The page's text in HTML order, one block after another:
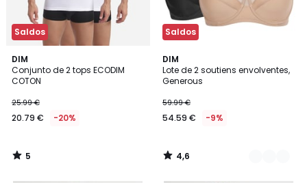
Saldos
DIM
Conjunto de 2 tops ECODIM
COTON
25.99 €
20.79 € -20%
5
/
5
5
/
Saldos
DIM
Lote de 2 soutiens envolventes,
Generous
59.99 €
54.59 € -9%
4,6
/ 5
2
Cores
4,6
/